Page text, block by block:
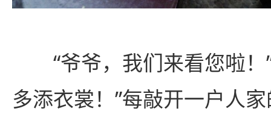
“爷爷，我们来看您啦！
多添衣裳！ ”每敲开一户人